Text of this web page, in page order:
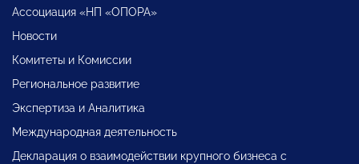
Ассоциация «НП «ОПОРА»
Новости
Комитеты и Комиссии
Региональное развитие
Экспертиза и Аналитика
Международная деятельность
Декларация о взаимодействии крупного бизнеса с